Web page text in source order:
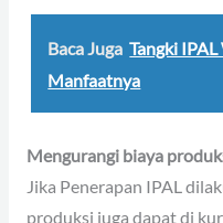
Baca Juga Tangki
Manfaatnya
Mengurangi biaya
Jika Penerapan IPAL
produksi juga dapat di